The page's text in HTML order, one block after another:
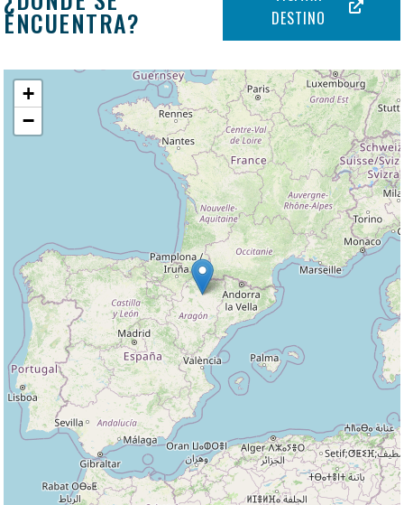
ENCUENTRA?
DESTINO
+
−